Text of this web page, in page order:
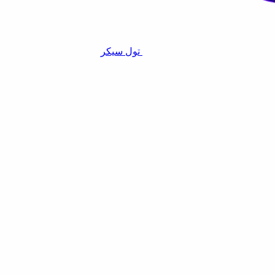
تول سيكر